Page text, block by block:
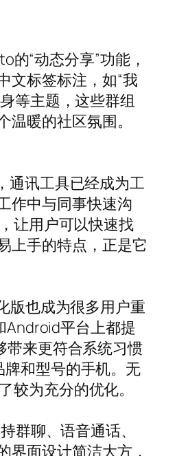
“动态分享”功能，
文标签标注，如“我
等主题，这些群组
暖的社区氛围。
通讯工具已经成为工
作中与同事快速沟
让用户可以快速找
上手的特点，正是它
版也成为很多用户重
Android平台上都提
带来更符合系统习惯
和型号的手机。无
为充分的优化。
聊、语音通话、
界面设计简洁大方，